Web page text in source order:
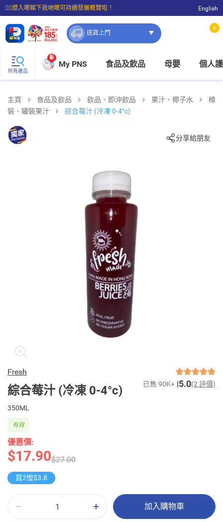
☝🏼㩒入嚟睇下我哋嘅可持續發展概覽啦！
⭐購物滿$399即享免費送貨；滿$100即可免費店取。
English
送貨上門
0
所有產品
新
My PNS 食品及飲品 母嬰 個人
主頁 食品及飲品 飲品、即沖飲品 果汁、椰子水
樽
裝、罐裝果汁
綜合莓汁 (冷凍 0-4°c)
分享給朋友
Fresh
綜合莓汁 (冷凍 0-4°c) 已售 90K+ 5.0(2 評價)
350ML
優惠價:
$17.90$27.00
有貨
買2慳$3.8
加入購物車